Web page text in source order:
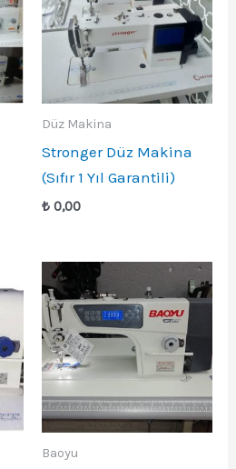
Düz Makina
Stronger Düz Makina
(Sıfır 1 Yıl Garantili)
₺ 0,00
Baoyu